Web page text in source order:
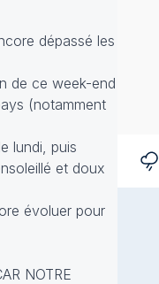
dépassé les
de ce week-end
(notamment
lundi, puis
et doux
évoluer pour
NOTRE